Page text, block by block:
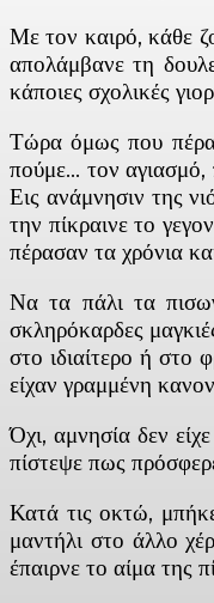
Με τον καιρό, κάθε
απολάμβανε τη
κάποιες σχολικές
Τώρα όμως που
πούμε… τον αγιασμό,
Εις ανάμνησιν της
την πίκραινε το
πέρασαν τα χρόνια
Να τα πάλι τα
σκληρόκαρδες
στο ιδιαίτερο ή στο
είχαν γραμμένη
Όχι, αμνησία δεν
πίστεψε πως
Κατά τις οκτώ,
μαντήλι στο άλλο
έπαιρνε το αίμα της